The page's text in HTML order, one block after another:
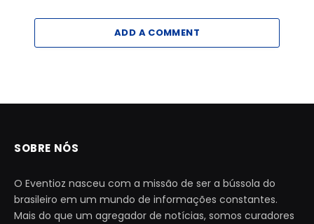
ADD A COMMENT
SOBRE NÓS
O Eventioz nasceu com a missão de ser a bússola do
brasileiro em um mundo de informações constantes.
Mais do que um agregador de notícias, somos curadores